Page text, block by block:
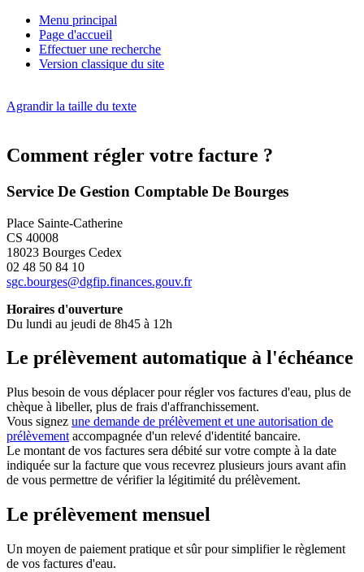
Menu principal
Page d'accueil
Effectuer une recherche
Version classique du site
Agrandir la taille du texte
Comment régler votre facture ?
Service De Gestion Comptable De Bourges
Place Sainte-Catherine
CS 40008
18023 Bourges Cedex
02 48 50 84 10
sgc.bourges@dgfip.finances.gouv.fr
Horaires d'ouverture
Du lundi au jeudi de 8h45 à 12h
Le prélèvement automatique à l'échéance
Plus besoin de vous déplacer pour régler vos factures d'eau, plus de
chèque à libeller, plus de frais d'affranchissement.
Vous signez une demande de prélèvement et une autorisation de
prélèvement accompagnée d'un relevé d'identité bancaire.
Le montant de vos factures sera débité sur votre compte à la date
indiquée sur la facture que vous recevrez plusieurs jours avant afin
de vous permettre de vérifier la légitimité du prélèvement.
Le prélèvement mensuel
Un moyen de paiement pratique et sûr pour simplifier le règlement
de vos factures d'eau.